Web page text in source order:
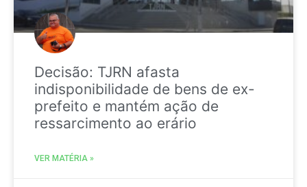
Decisão: TJRN afasta
indisponibilidade de bens de ex-
prefeito e mantém ação de
ressarcimento ao erário
VER MATÉRIA »